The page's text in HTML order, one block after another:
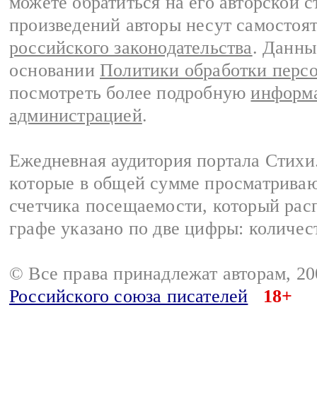
произведений авторы несут
российского законодательства.
основании Политики обработки
посмотреть более подробную
администрацией.
Ежедневная аудитория портала
которые в общей сумме
счетчика посещаемости, который
графе указано по две цифры:
© Все права принадлежат авторам,
Российского союза писателей
18+